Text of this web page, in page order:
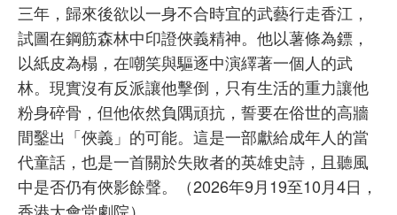
三年，歸來後欲以一身不合時宜的武藝行走香江，
試圖在鋼筋森林中印證俠義精神。他以薯條為鏢，
以紙皮為榻，在嘲笑與驅逐中演繹著一個人的武
林。現實沒有反派讓他擊倒，只有生活的重力讓他
粉身碎骨，但他依然負隅頑抗，誓要在俗世的高牆
間鑿出「俠義」的可能。這是一部獻給成年人的當
代童話，也是一首關於失敗者的英雄史詩，且聽風
中是否仍有俠影餘聲。（2026年9月19至10月4日，